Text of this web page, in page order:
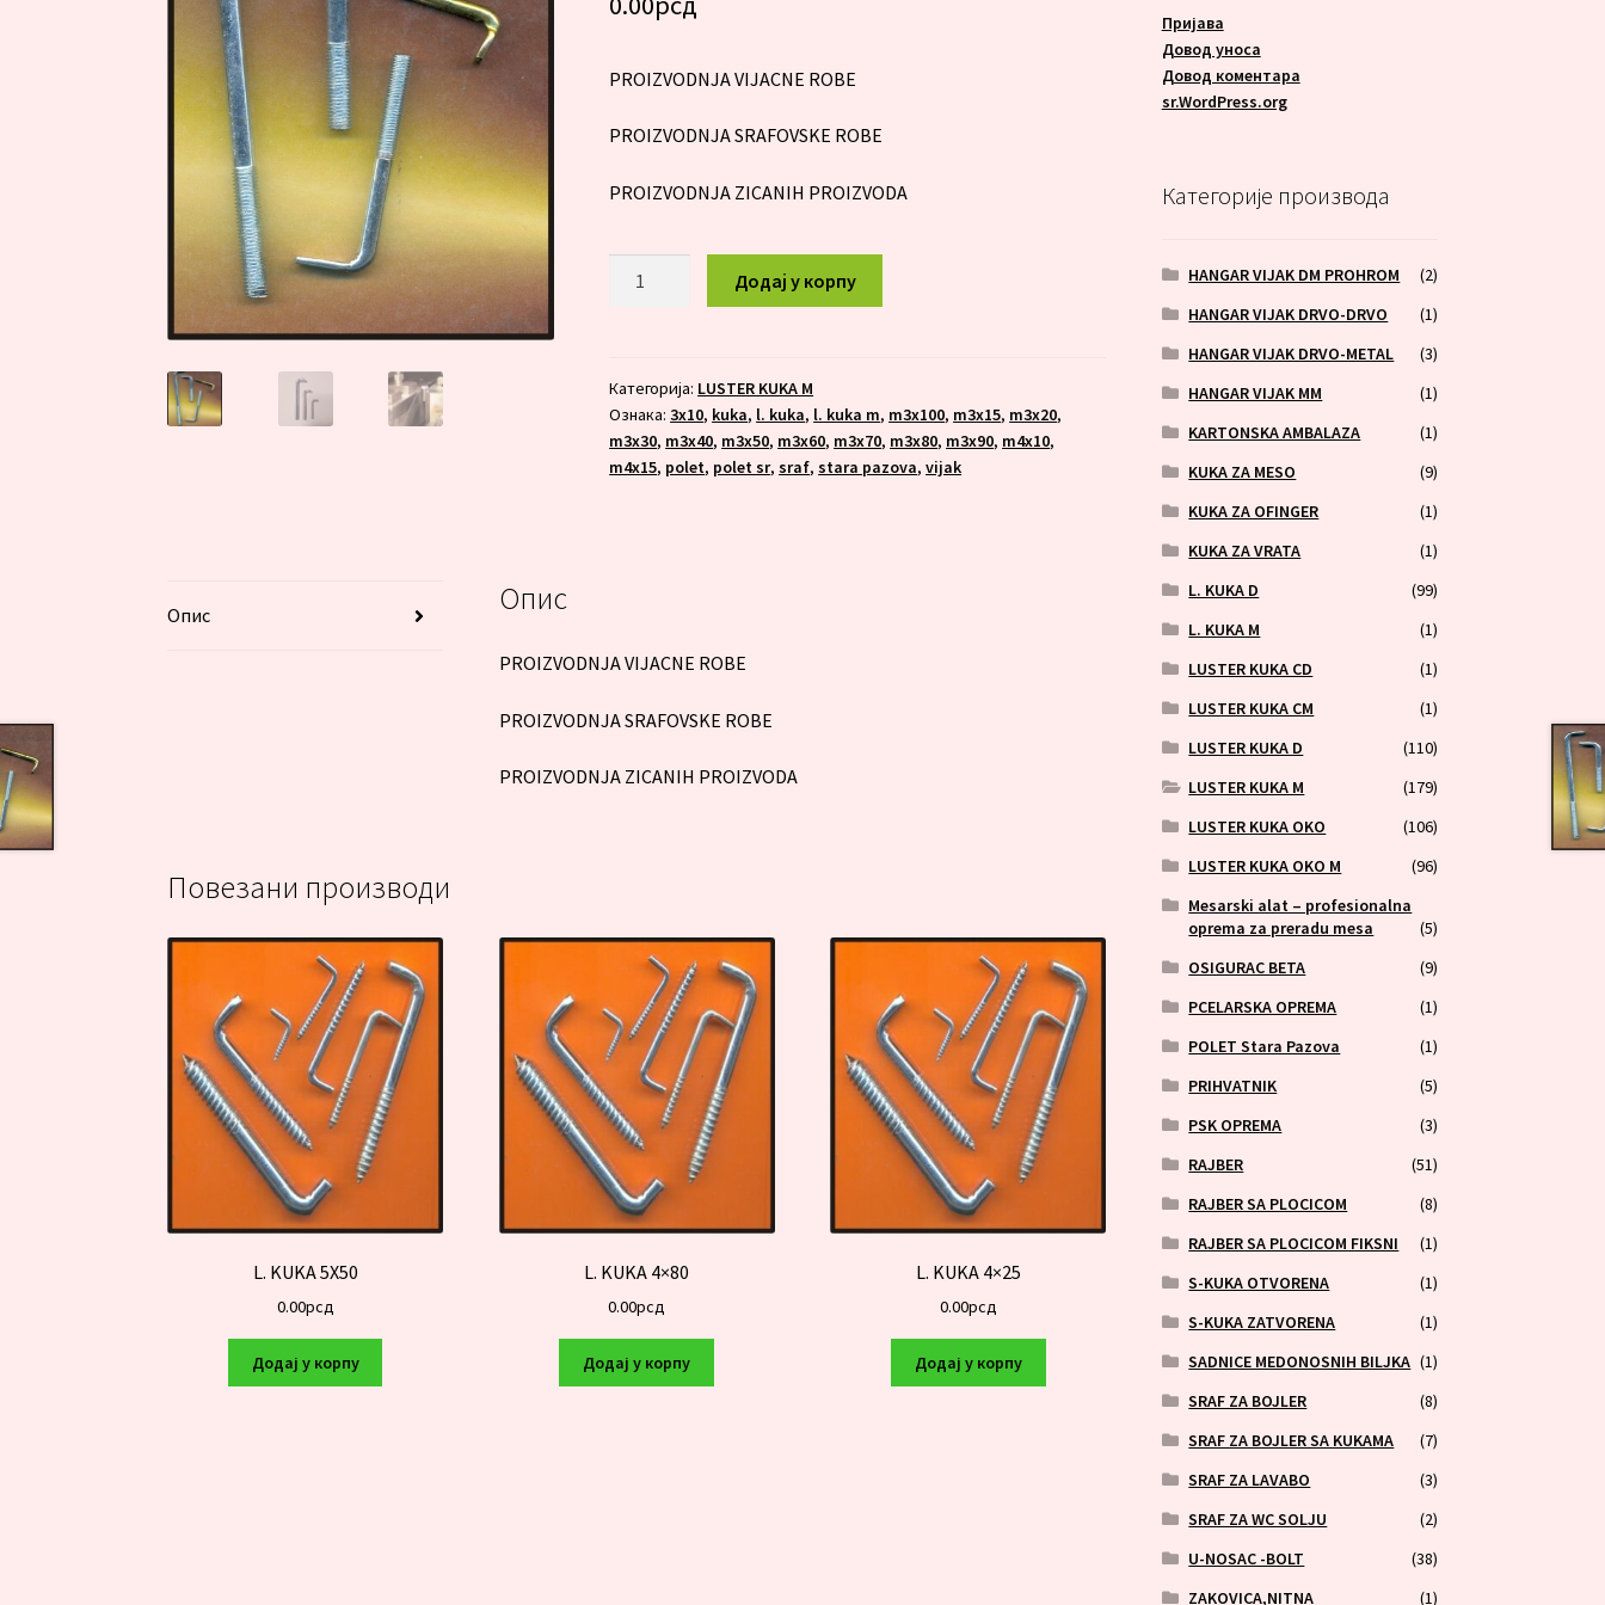
PROIZVODNJA VIJACNE ROBE
PROIZVODNJA SRAFOVSKE ROBE
PROIZVODNJA ZICANIH PROIZVODA
количина
Додај у корпу
Категорија: LUSTER KUKA M
Ознака:3x10, kuka, l. kuka, l. kuka m, m3x100, m3x15, m3x20,
m3x30, m3x40, m3x50, m3x60, m3x70, m3x80, m3x90, m4x10,
m4x15, polet, polet sr,sraf,stara pazova,vijak
Опис Опис
PROIZVODNJA VIJACNE ROBE
PROIZVODNJA SRAFOVSKE ROBE
PROIZVODNJA ZICANIH PROIZVODA
Повезани производи
L. KUKA 5X50
0.00рсд
Додај у корпу
L. KUKA 4×80
0.00рсд
Додај у корпу
L. KUKA 4×25
0.00рсд
Додај у корпу
Пријава
Довод уноса
Довод коментара
sr.WordPress.org
Категорије производа
HANGAR VIJAK DM PROHROM
(2)
HANGAR VIJAK DRVO-DRVO
(1)
HANGAR VIJAK DRVO-METAL
(3)
HANGAR VIJAK MM
(1)
KARTONSKA AMBALAZA
(1)
KUKA ZA MESO
(9)
KUKA ZA OFINGER
(1)
KUKA ZA VRATA
(1)
L. KUKA D
(99)
L. KUKA M
(1)
LUSTER KUKA CD
(1)
LUSTER KUKA CM
(1)
LUSTER KUKA D
(110)
LUSTER KUKA M
(179)
LUSTER KUKA OKO
(106)
LUSTER KUKA OKO M
(96)
Mesarski alat – profesionalna
oprema za preradu mesa
(5)
OSIGURAC BETA
(9)
PCELARSKA OPREMA
(1)
POLET Stara Pazova
(1)
PRIHVATNIK
(5)
PSK OPREMA
(3)
RAJBER
(51)
RAJBER SA PLOCICOM
(8)
RAJBER SA PLOCICOM FIKSNI
(1)
S-KUKA OTVORENA
(1)
S-KUKA ZATVORENA
(1)
SADNICE MEDONOSNIH BILJKA (1)
SRAF ZA BOJLER
(8)
SRAF ZA BOJLER SA KUKAMA
(7)
SRAF ZA LAVABO
(3)
SRAF ZA WC SOLJU
(2)
U-NOSAC -BOLT
(38)
ZAKOVICA,NITNA
(1)